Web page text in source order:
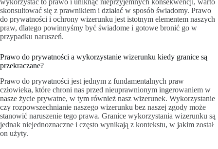
skonsultować się z prawnikiem i działać w sposób świadomy. Prawo
do prywatności i ochrony wizerunku jest istotnym elementem naszych
praw, dlatego powinnyśmy być świadome i gotowe bronić go w
przypadku naruszeń.
Prawo do prywatności a wykorzystanie wizerunku kiedy granice są
przekraczane?
Prawo do prywatności jest jednym z fundamentalnych praw
człowieka, które chroni nas przed nieuprawnionym ingerowaniem w
nasze życie prywatne, w tym również nasz wizerunek. Wykorzystanie
czy rozpowszechnianie naszego wizerunku bez naszej zgody może
stanowić naruszenie tego prawa. Granice wykorzystania wizerunku są
jednak niejednoznaczne i często wynikają z kontekstu, w jakim został
on użyty.